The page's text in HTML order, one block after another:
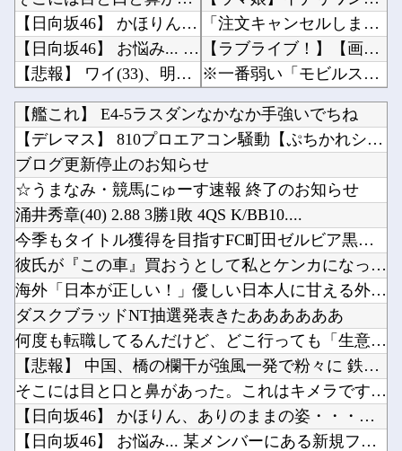
【日向坂46】 かほりん、ありのままの姿・・・【藤嶌果歩1st写真集】
【日向坂46】 お悩み... 某メンバーにある新規ファンが誕生していた
【悲報】 ワイ(33)、明日嫁(34)と妊活しないといけなくて辛い
【にじさんじ】 委員長、ゲリラ豪雨でPC浸水→データ完全消失も「おもしろいかった????」
幽☆遊☆白書（全19巻）←これｗｗｗｗｗｗｗｗｗｗｗｗｗｗ
【機甲創世記モスピーダ】 「トイライズ」シリーズ新作【明日予約開始】
Powered by livedoor 相互RSS
「注文キャンセルしました。身分証を提出してください」とAmazonから突然のメール、怪しす...
【ラブライブ！】【画像】侑ちゃんとかのんちゃんの仲睦まじい作曲他
※一番弱い「モビルスーツ」ってなんだ？他
中国政府「台風１３号に三峡ダムが耐えられない！全開放流しろ！」⇒ 下流域の街が壊滅状態ｗｗ...
【悲報】価格高騰の波、次は「PC用マザーボード」か他
韓国人「日本の某全国チェーン店の商品写真が話題になっている理由がこちら…」→「羨ましい…（...
【FGO】ファット「ランサー/メリュジーヌ」フィギュア【明日発売】他
電源タップの寿命の目安は3〜5年です他
Claudeは最低限の働きをしてくれるけどGeminiはまじであかんな他
【うおむすめ】サワラが1番美味しくなる食べ方。他
【ホロライブ】メイドインアビスまじか、カリオペすげえな他
Powered by livedoor 相互RSS
【艦これ】 E4-5ラスダンなかなか手強いでちね
【デレマス】 810プロエアコン騒動【ぷちかれシリーズ】
ブログ更新停止のお知らせ
☆うまなみ・競馬にゅーす速報 終了のお知らせ
涌井秀章(40) 2.88 3勝1敗 4QS K/BB10....
今季もタイトル獲得を目指すFC町田ゼルビア黒田剛監督が抱負を...
彼氏が『この車』買おうとして私とケンカになってるんだけどｗｗ...
海外「日本が正しい！」優しい日本人に甘える外国人に海外が大騒...
ダスクブラッドNT抽選発表きたああああああ
何度も転職してるんだけど、どこ行っても「生意気」と悪く言われ...
【悲報】 中国、橋の欄干が強風一発で粉々に 鉄筋ゼロ 当局「...
そこには目と口と鼻があった。これはキメラですか？ → 謎の生...
【日向坂46】 かほりん、ありのままの姿・・・【藤嶌果歩1s...
【日向坂46】 お悩み... 某メンバーにある新規ファンが誕...